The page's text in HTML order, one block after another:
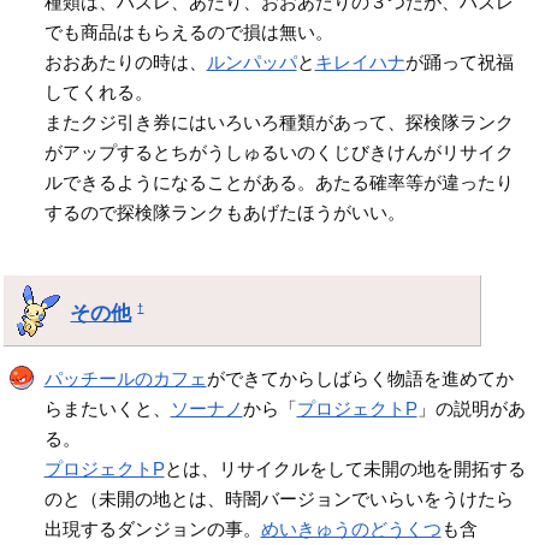
でも商品はもらえるので損は無い。
おおあたりの時は、
ルンパッパと キレイハナが踊って祝福
してくれる。
またクジ引き券にはいろいろ種類があって、探検隊ランク
がアップするとちがうしゅるいのくじびきけんがリサイク
ルできるようになることがある。あたる確率等が違ったり
するので探検隊ランクもあげたほうがいい。
その他 †
パッチールのカフェ ができてからしばらく物語を進めてか
らまたいくと、
ソーナノから「プロジェクトP」の説明があ
る。
プロジェクトPとは、リサイクルをして未開の地を開拓する
のと（未開の地とは、時闇バージョンでいらいをうけたら
出現するダンジョンの事。 めいきゅうのどうくつも含